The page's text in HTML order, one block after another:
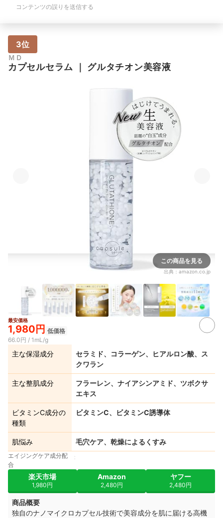
コンテンツの誤りを送信する
3位
ＭＤ
カプセルセラム グルタチオン美容液
この商品を見る
出典： amazon.co.jp
最安価格
1,980円 低価格
66.0円 / 1mL/g
主な保湿成分
セラミド、コラーゲン、ヒアルロン酸、ス
クワラン
主な整肌成分
フラーレン、ナイアシンアミド、ツボクサ
エキス
ビタミンC成分の
種類
ビタミンC、ビタミンC誘導体
肌悩み 毛穴ケア、乾燥によるくすみ
エイジングケア成分配
合
楽天市場
1,980円
Amazon
2,480円
ヤフー
2,480円
商品概要
独自のナノマイクロカプセル技術で美容成分を肌に届ける高機